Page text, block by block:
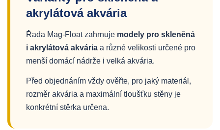
akrylátová akvária
Řada Mag-Float zahrnuje modely pro skleněná
i akrylátová akvária a různé velikosti určené pro
menší domácí nádrže i velká akvária.
Před objednáním vždy ověřte, pro jaký materiál,
rozměr akvária a maximální tloušťku stěny je
konkrétní stěrka určena.